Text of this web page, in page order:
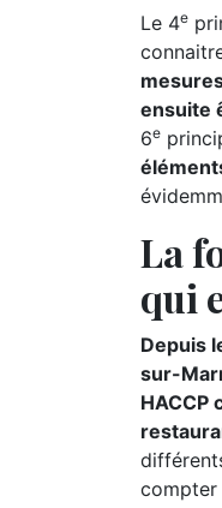
Le 4e
ensuite
6e
La
qui
Depuis
sur-
HACCP
compter